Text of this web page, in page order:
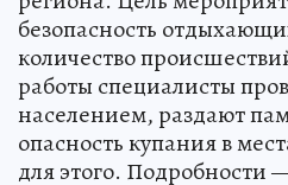
безопасность
количество
работы специалисты
населением, раздают
опасность купания в
для этого. Подробности